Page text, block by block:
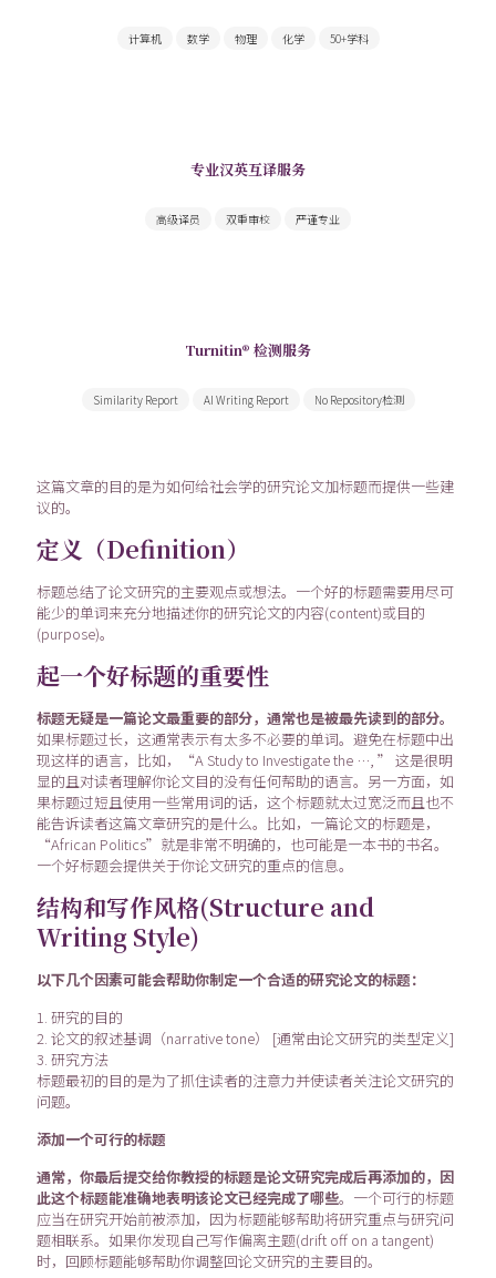
计算机 数学 物理 化学 50+学科
专业汉英互译服务
高级译员 双重审校 严谨专业
Turnitin® 检测服务
Similarity Report AI Writing Report No Repository检测
这篇文章的目的是为如何给社会学的研究论文加标题而提供一些建
议的。
定义（Definition）
标题总结了论文研究的主要观点或想法。一个好的标题需要用尽可
能少的单词来充分地描述你的研究论文的内容(content)或目的
(purpose)。
起一个好标题的重要性
标题无疑是一篇论文最重要的部分，通常也是被最先读到的部分。
如果标题过长，这通常表示有太多不必要的单词。避免在标题中出
现这样的语言，比如，“A Study to Investigate the …, ” 这是很明
显的且对读者理解你论文目的没有任何帮助的语言。另一方面，如
果标题过短且使用一些常用词的话，这个标题就太过宽泛而且也不
能告诉读者这篇文章研究的是什么。比如，一篇论文的标题是，
“African Politics”就是非常不明确的，也可能是一本书的书名。
一个好标题会提供关于你论文研究的重点的信息。
结构和写作风格(Structure and
Writing Style)
以下几个因素可能会帮助你制定一个合适的研究论文的标题：
1. 研究的目的
2. 论文的叙述基调（narrative tone） [通常由论文研究的类型定义]
3. 研究方法
标题最初的目的是为了抓住读者的注意力并使读者关注论文研究的
问题。
添加一个可行的标题
通常，你最后提交给你教授的标题是论文研究完成后再添加的，因
此这个标题能准确地表明该论文已经完成了哪些。一个可行的标题
应当在研究开始前被添加，因为标题能够帮助将研究重点与研究问
题相联系。如果你发现自己写作偏离主题(drift off on a tangent)
时，回顾标题能够帮助你调整回论文研究的主要目的。